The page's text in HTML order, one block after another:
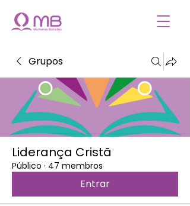
Grupos
Liderança Cristã
Público · 47 membros
Entrar